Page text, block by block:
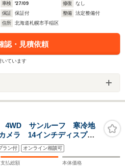
車検
'27/09 修復
なし
保証
保証付 整備
法定整備付
住所
北海道札幌市手稲区
認・見積依頼
いています
4WD サンルーフ 寒冷地
ラ 14インチディスプレ
ポットモニター 革シー
3眼LEDヘッドライト 純
ラン付 オンライン相談可
支払総額 本体価格